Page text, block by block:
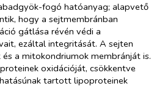
fogó hatóanyag; alapvető
hogy a sejtmembránban
gátlása révén védi a
ezáltal integritását. A sejten
a mitokondriumok membránját is.
oxidációját, csökkentve
tartott lipoproteinek